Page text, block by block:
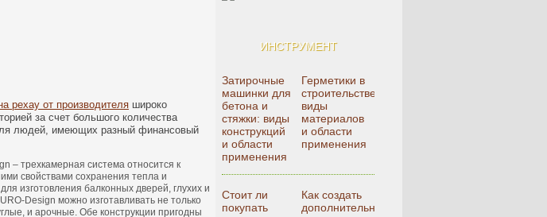
ИНСТРУМЕНТ
Затирочные
машинки для
бетона и
стяжки: виды
конструкций
и области
применения
Герметики в
строительстве:
виды
материалов
и области
применения
Стоит ли
покупать
Как создать
дополнительный
рехау от производителя широко
за счет большого количества
людей, имеющих разный финансовый
– трехкамерная система относится к
свойствами сохранения тепла и
изготовления балконных дверей, глухих и
Design можно изготавливать не только
и арочные. Обе конструкции пригодны